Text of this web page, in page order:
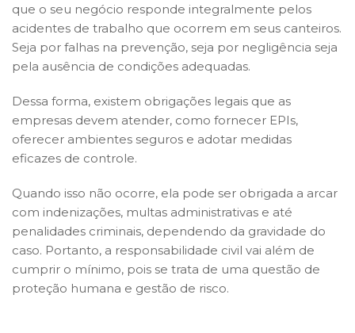
que o seu negócio responde integralmente pelos
acidentes de trabalho que ocorrem em seus canteiros.
Seja por falhas na prevenção, seja por negligência seja
pela ausência de condições adequadas.
Dessa forma, existem obrigações legais que as
empresas devem atender, como fornecer EPIs,
oferecer ambientes seguros e adotar medidas
eficazes de controle.
Quando isso não ocorre, ela pode ser obrigada a arcar
com indenizações, multas administrativas e até
penalidades criminais, dependendo da gravidade do
caso. Portanto, a responsabilidade civil vai além de
cumprir o mínimo, pois se trata de uma questão de
proteção humana e gestão de risco.